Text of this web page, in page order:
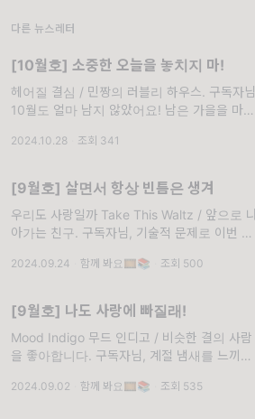
다른 뉴스레터
[10월호] 소중한 오늘을 놓치지 마!
헤어질 결심 / 민짱의 러블리 하우스. 구독자님
10월도 얼마 남지 않았어요! 남은 가을을 마음
2024.10.28 조회 341
[9월호] 살면서 항상 빈틈은 생겨
우리도 사랑일까 Take This Waltz / 앞으로 나
아가는 친구. 구독자님, 기술적 문제로 이번 레
터 전달에 사과드리며, 이번 한 주도 행복으로
2024.09.24 함께 봐요🎞📚 조회 500
[9월호] 나도 사랑에 빠질래!
Mood Indigo 무드 인디고 / 비슷한 결의 사람
을 좋아합니다. 구독자님, 계절 냄새를 느끼시
2024.09.02 함께 봐요🎞📚 조회 535